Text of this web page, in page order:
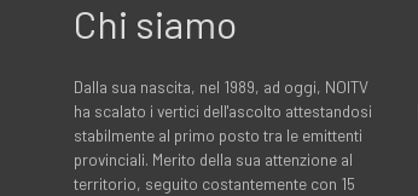
Chi siamo
Dalla sua nascita, nel 1989, ad oggi, NOITV
ha scalato i vertici dell'ascolto attestandosi
stabilmente al primo posto tra le emittenti
provinciali. Merito della sua attenzione al
territorio, seguito costantemente con 15